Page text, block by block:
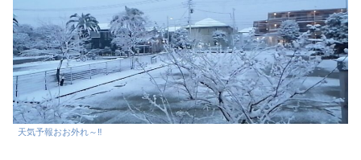
天気予報おお外れ～‼️